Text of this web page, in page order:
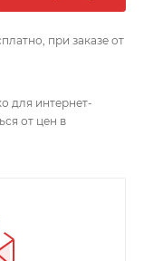
при заказе от
для интернет-
от цен в